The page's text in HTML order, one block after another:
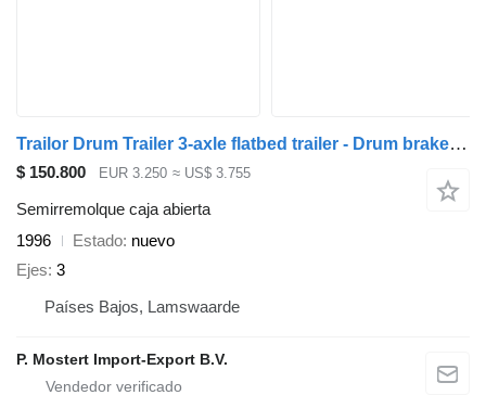
Trailor Drum Trailer 3-axle flatbed trailer - Drum brakes - Air suspensi
$ 150.800 EUR 3.250 ≈ US$ 3.755
Semirremolque caja abierta
1996
Estado nuevo
Ejes 3
Países Bajos, Lamswaarde
P. Mostert Import-Export B.V.